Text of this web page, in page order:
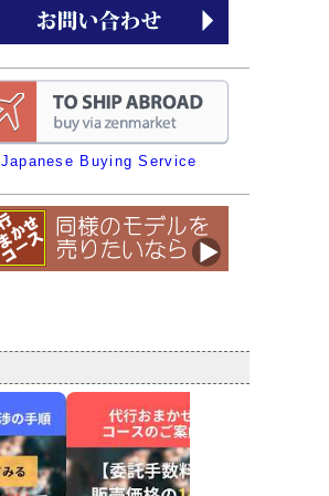
Japanese Buying Service